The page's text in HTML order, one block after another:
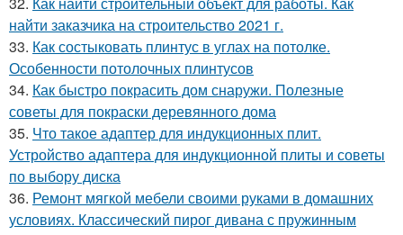
найти заказчика на строительство 2021 г.
33. Как состыковать плинтус в углах на потолке.
Особенности потолочных плинтусов
34. Как быстро покрасить дом снаружи. Полезные
советы для покраски деревянного дома
35. Что такое адаптер для индукционных плит.
Устройство адаптера для индукционной плиты и советы
по выбору диска
36. Ремонт мягкой мебели своими руками в домашних
условиях. Классический пирог дивана с пружинным